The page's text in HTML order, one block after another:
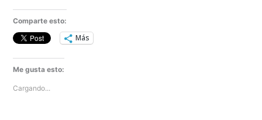
Comparte esto:
Más
Me gusta esto:
Cargando...